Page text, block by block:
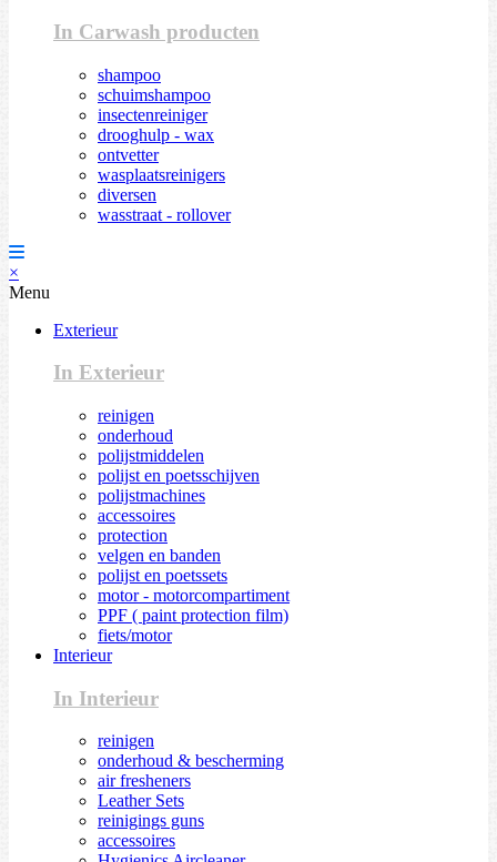
In Carwash producten
shampoo
schuimshampoo
insectenreiniger
drooghulp - wax
ontvetter
wasplaatsreinigers
diversen
wasstraat - rollover
×
Menu
Exterieur
In Exterieur
reinigen
onderhoud
polijstmiddelen
polijst en poetsschijven
polijstmachines
accessoires
protection
velgen en banden
polijst en poetssets
motor - motorcompartiment
PPF ( paint protection film)
fiets/motor
Interieur
In Interieur
reinigen
onderhoud & bescherming
air fresheners
Leather Sets
reinigings guns
accessoires